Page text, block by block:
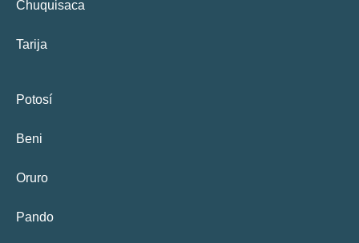
Chuquisaca
Tarija
Potosí
Beni
Oruro
Pando